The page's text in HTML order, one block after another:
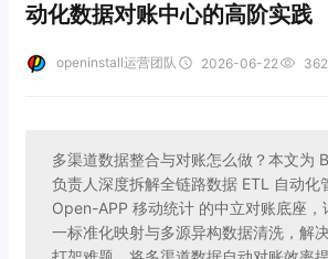
动化数据对账中心的高阶实践
openinstall运营团队 2026-06-22 362
多渠道数据整合与对账怎么做？本文为
负责人深度拆解全链路数据 ETL 自动化
Open-APP 移动统计 的中立对账底座，
一标准化映射与多源异构数据清洗，解